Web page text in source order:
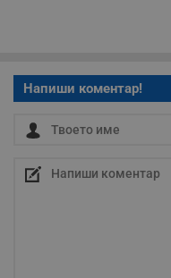
Напиши коментар!
Таргетиране